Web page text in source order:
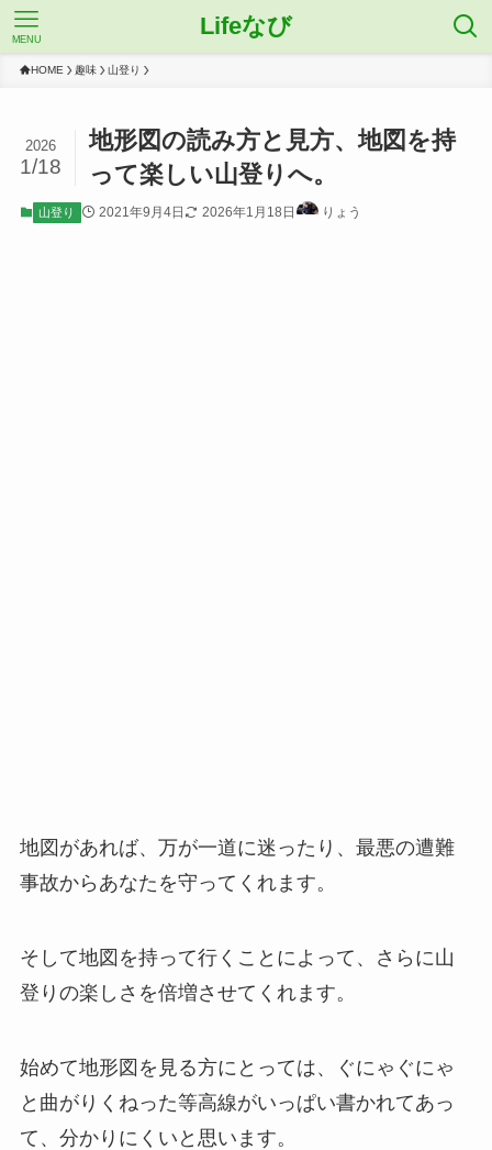
Lifeなび
MENU
HOME 趣味 山登り
地形図の読み方と見方、地図を持
って楽しい山登りへ。
2026
1/18
山登り 2021年9月4日 2026年1月18日 りょう
地図があれば、万が一道に迷ったり、最悪の遭難
事故からあなたを守ってくれます。
そして地図を持って行くことによって、さらに山
登りの楽しさを倍増させてくれます。
始めて地形図を見る方にとっては、ぐにゃぐにゃ
と曲がりくねった等高線がいっぱい書かれてあっ
て、分かりにくいと思います。